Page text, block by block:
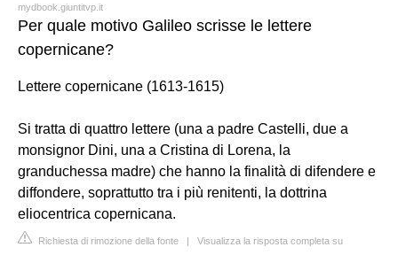
mydbook.giuntitvp.it
Per quale motivo Galileo scrisse le lettere
copernicane?
Lettere copernicane (1613-1615)
Si tratta di quattro lettere (una a padre Castelli, due a
monsignor Dini, una a Cristina di Lorena, la
granduchessa madre) che hanno la finalità di difendere e
diffondere, soprattutto tra i più renitenti, la dottrina
eliocentrica copernicana.
Richiesta di rimozione della fonte | Visualizza la risposta completa su